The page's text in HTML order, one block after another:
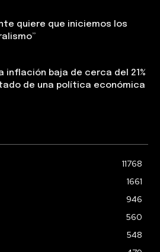
quiere que iniciemos los
inflación baja de cerca del 21%
de una política económica
11768
1661
946
560
548